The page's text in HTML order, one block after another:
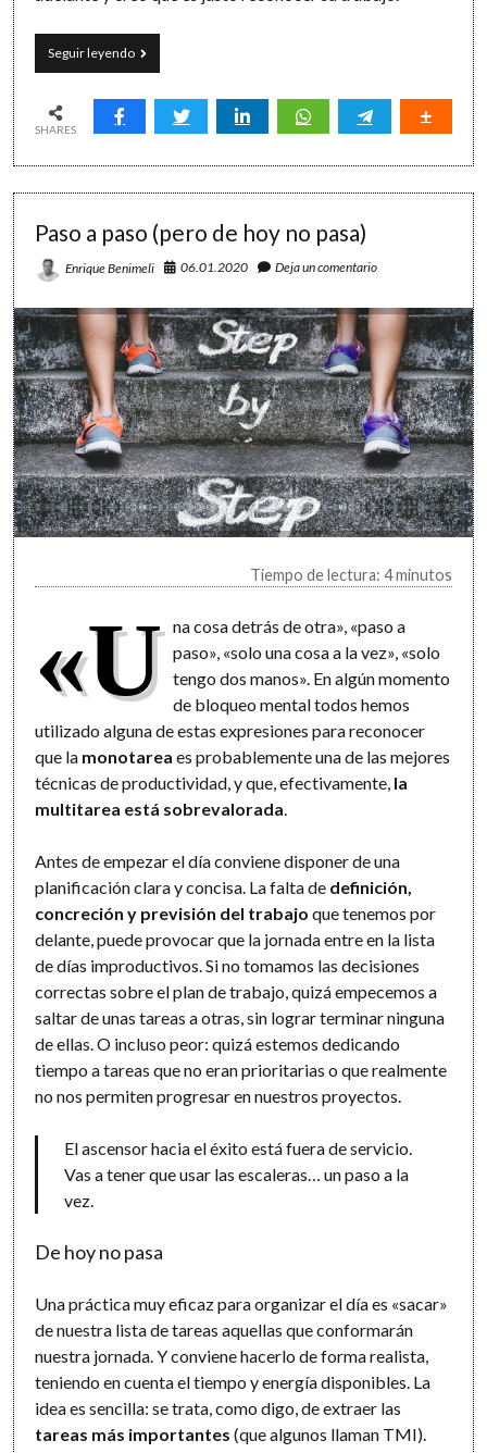
Seguir leyendoCreciendo
en
ranking
LAB
SHARES
Paso a paso (pero de hoy no pasa)
Enrique Benimeli 06.01.2020 Deja un comentario
Tiempo de lectura: 4 minutos
«U na cosa detrás de otra», «paso a
paso», «solo una cosa a la vez», «solo
tengo dos manos». En algún momento
de bloqueo mental todos hemos
utilizado alguna de estas expresiones para reconocer
que la monotarea es probablemente una de las mejores
técnicas de productividad, y que, efectivamente, la
multitarea está sobrevalorada
Antes de empezar el día conviene disponer de una
planificación clara y concisa. La falta de definición,
concreción y previsión del trabajo que tenemos por
delante, puede provocar que la jornada entre en la lista
de días improductivos. Si no tomamos las decisiones
correctas sobre el plan de trabajo, quizá empecemos a
saltar de unas tareas a otras, sin lograr terminar ninguna
de ellas. O incluso peor: quizá estemos dedicando
tiempo a tareas que no eran prioritarias o que realmente
no nos permiten progresar en nuestros proyectos.
El ascensor hacia el éxito está fuera de servicio.
Vas a tener que usar las escaleras… un paso a la
vez.
De hoy no pasa
Una práctica muy eficaz para organizar el día es «sacar»
de nuestra lista de tareas aquellas que conformarán
nuestra jornada. Y conviene hacerlo de forma realista,
teniendo en cuenta el tiempo y energía disponibles. La
idea es sencilla: se trata, como digo, de extraer las
tareas más importantes (que algunos llaman TMI).